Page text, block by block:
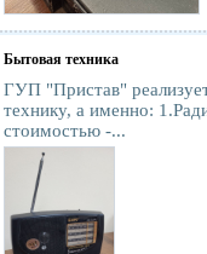
Бытовая техника
ГУП "Пристав"
технику, а именно:
стоимостью -...